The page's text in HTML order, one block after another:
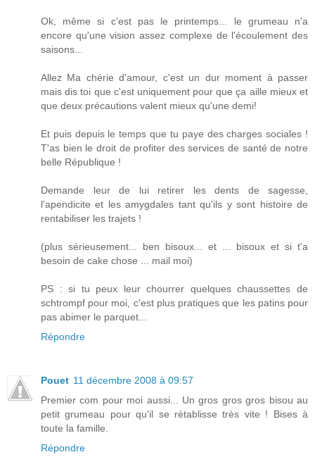
Ok, même si c'est pas le printemps... le grumeau n'a
encore qu'une vision assez complexe de l'écoulement des
saisons...
Allez Ma chérie d'amour, c'est un dur moment à passer
mais dis toi que c'est uniquement pour que ça aille mieux et
que deux précautions valent mieux qu'une demi!
Et puis depuis le temps que tu paye des charges sociales !
T'as bien le droit de profiter des services de santé de notre
belle République !
Demande leur de lui retirer les dents de sagesse,
l'apendicite et les amygdales tant qu'ils y sont histoire de
rentabiliser les trajets !
(plus sérieusement... ben bisoux... et ... bisoux et si t'a
besoin de cake chose ... mail moi)
PS : si tu peux leur chourrer quelques chaussettes de
schtrompf pour moi, c'est plus pratiques que les patins pour
pas abimer le parquet...
Répondre
Pouet 11 décembre 2008 à 09:57
Premier com pour moi aussi... Un gros gros gros bisou au
petit grumeau pour qu'il se rétablisse très vite ! Bises à
toute la famille.
Répondre